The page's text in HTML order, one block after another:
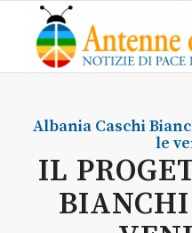
Albania Caschi
le
IL
BIANCHI